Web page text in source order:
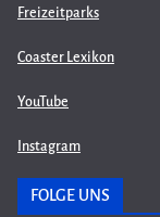
Freizeitparks
Coaster Lexikon
YouTube
Instagram
FOLGE UNS